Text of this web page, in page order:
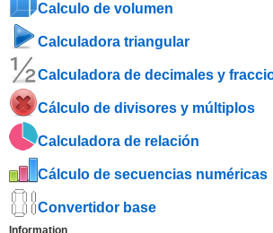
Calculo de volumen
Calculadora triangular
Calculadora de decimales y
Cálculo de divisores y múltiplos
Calculadora de relación
Cálculo de secuencias numéricas
Convertidor base
Information